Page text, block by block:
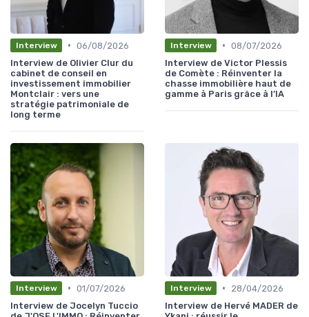
Interview • 06/08/2026
Interview de Olivier Clur du
cabinet de conseil en
investissement immobilier
Montclair : vers une
stratégie patrimoniale de
long terme
Interview • 08/07/2026
Interview de Victor Plessis
de Comète : Réinventer la
chasse immobilière haut de
gamme à Paris grâce à l’IA
Interview • 01/07/2026
Interview de Jocelyn Tuccio
Interview •
28/04/2026
Interview de Hervé MADER de